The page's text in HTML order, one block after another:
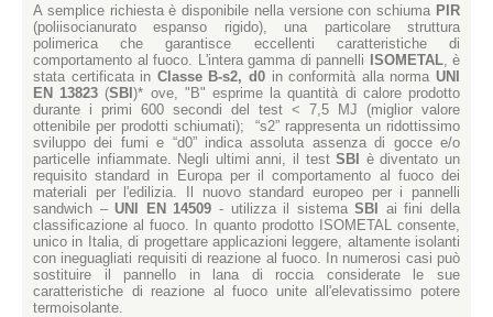
A semplice richiesta è disponibile nella versione con schiuma PIR
(poliisocianurato espanso rigido), una particolare struttura
polimerica che garantisce eccellenti caratteristiche di
comportamento al fuoco. L'intera gamma di pannelli
ISOMETAL, è
stata certificata in Classe B-s2, d0 in conformità alla normaUNI
EN 13823 (SBI)* ove, "B" esprime la quantità di calore prodotto
durante i primi 600 secondi del test < 7,5 MJ (miglior valore
ottenibile per prodotti schiumati); “s2” rappresenta un ridottissimo
sviluppo dei fumi e “d0” indica assoluta assenza di gocce e/o
particelle infiammate. Negli ultimi anni, il testSBI
è diventato un
requisito standard in Europa per il comportamento al fuoco dei
materiali per l'edilizia. Il nuovo standard europeo per i pannelli
sandwich –UNI EN 14509 - utilizza il sistemaSBI
ai fini della
classificazione al fuoco. In quanto prodotto ISOMETAL consente,
unico in Italia, di progettare applicazioni leggere, altamente isolanti
con ineguagliati requisiti di reazione al fuoco. In numerosi casi può
sostituire il pannello in lana di roccia considerate le sue
caratteristiche di reazione al fuoco unite all'elevatissimo potere
termoisolante.